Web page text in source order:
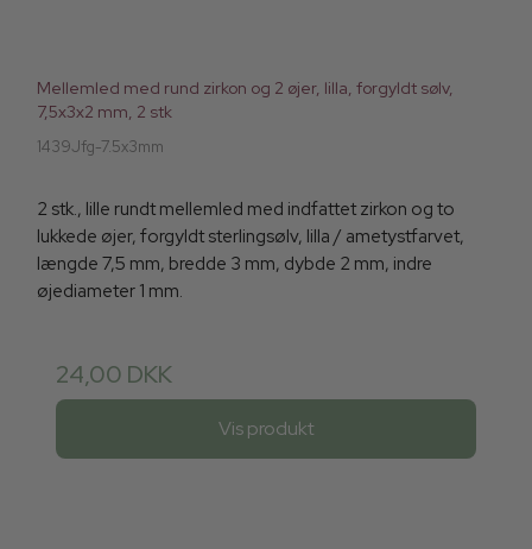
Mellemled med rund zirkon og 2 øjer, lilla, forgyldt sølv,
7,5x3x2 mm, 2 stk
1439Jfg-7.5x3mm
2 stk., lille rundt mellemled med indfattet zirkon og to
lukkede øjer, forgyldt sterlingsølv, lilla / ametystfarvet,
længde 7,5 mm, bredde 3 mm, dybde 2 mm, indre
øjediameter 1 mm.
24,00 DKK
Vis produkt